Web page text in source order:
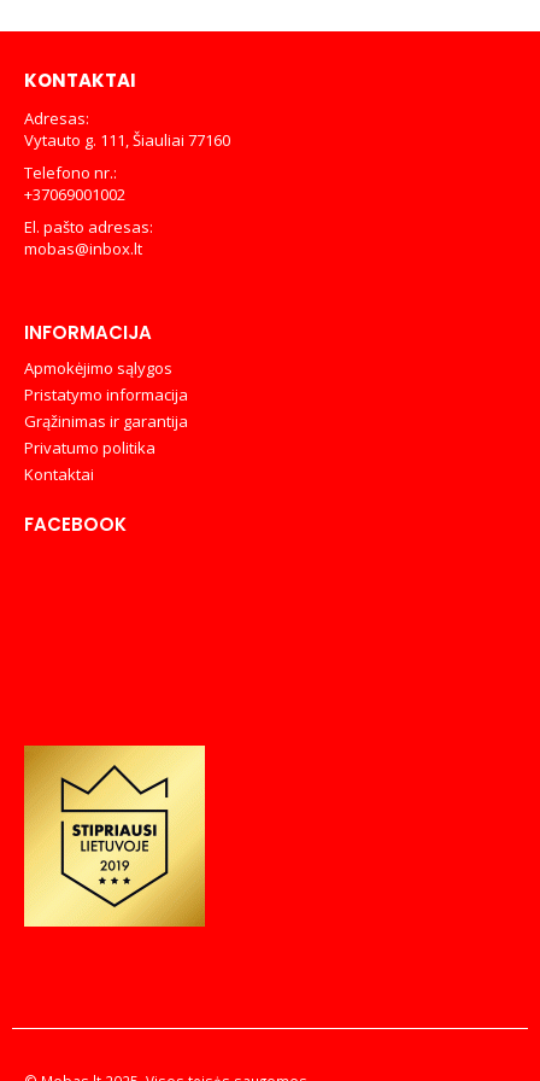
KONTAKTAI
Adresas:
Vytauto g. 111, Šiauliai 77160
Telefono nr.:
+37069001002
El. pašto adresas:
mobas@inbox.lt
INFORMACIJA
Apmokėjimo sąlygos
Pristatymo informacija
Grąžinimas ir garantija
Privatumo politika
Kontaktai
FACEBOOK